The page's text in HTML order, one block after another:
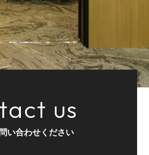
us
い合わせください